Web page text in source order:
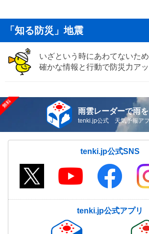
「知る防災」地震
いざという時にあわてないた
確かな情報と行動で防災力ア
雨雲レーダーで雨を
tenki.jp公式 天気予報ア
tenki.jp公式SNS
tenki.jp公式アプリ